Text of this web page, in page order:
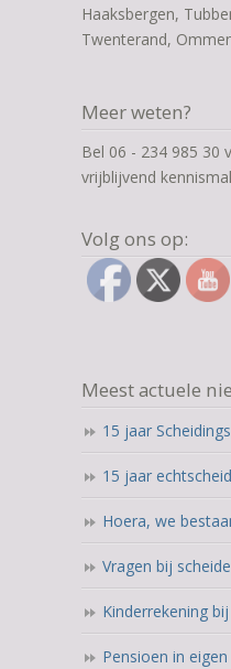
Haaksbergen,
Twenterand,
Meer weten?
Bel 06 - 234 985 30
vrijblijvend
Volg ons op:
Meest actuele
15 jaar
15 jaar
Hoera, we
Vragen bij
Kinderrekening
Pensioen in